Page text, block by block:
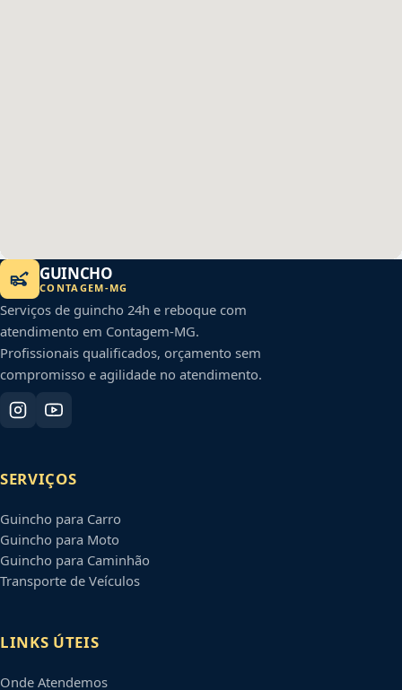
GUINCHO
CONTAGEM-MG
Serviços de guincho 24h e reboque com
atendimento em Contagem-MG.
Profissionais qualificados, orçamento sem
compromisso e agilidade no atendimento.
SERVIÇOS
Guincho para Carro
Guincho para Moto
Guincho para Caminhão
Transporte de Veículos
LINKS ÚTEIS
Onde Atendemos